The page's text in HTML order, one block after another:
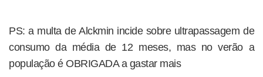
PS: a multa de Alckmin incide sobre ultrapassagem de
consumo da média de 12 meses, mas no verão a
população é OBRIGADA a gastar mais